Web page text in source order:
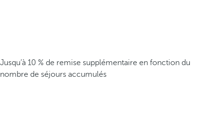
Jusqu’à 10 % de remise supplémentaire en fonction du
nombre de séjours accumulés